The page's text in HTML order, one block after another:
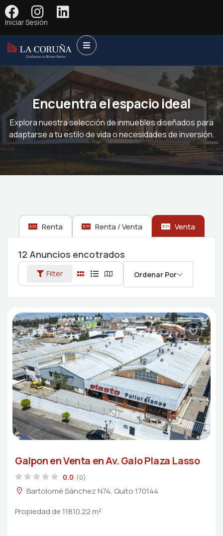
Iniciar Sesión
Encuentra el espacio ideal
Explora nuestra selección de inmuebles diseñados para
adaptarse a tu estilo de vida o necesidades de inversión.
Renta Renta / Venta Venta
12 Anuncios encotrados
Filter Ordenar Por
Galpon en Venta en Av. Galo Plaza Lasso
0.0 (0)
Bartolomé Sánchez N74, Quito 170144
Propiedad de 11810.22 m²